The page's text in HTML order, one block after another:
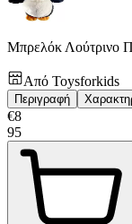
Μπρελόκ Λούτρινο
Από Toysforkids
Περιγραφή
€8
95